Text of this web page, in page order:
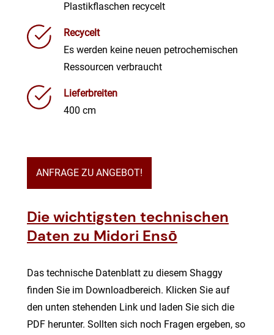
Plastikflaschen recycelt
Recycelt
Es werden keine neuen petrochemischen
Ressourcen verbraucht
Lieferbreiten
400 cm
ANFRAGE ZU ANGEBOT!
Die wichtigsten technischen
Daten zu Midori Ensō
Das technische Datenblatt zu diesem Shaggy
finden Sie im Downloadbereich. Klicken Sie auf
den unten stehenden Link und laden Sie sich die
PDF herunter. Sollten sich noch Fragen ergeben, so